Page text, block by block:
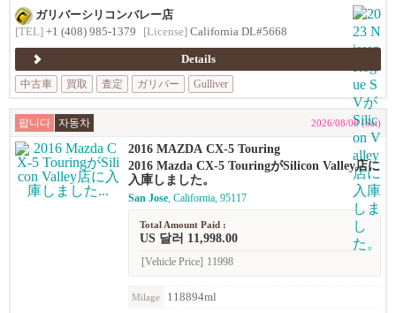
ガリバーシリコンバレー店
[TEL] +1 (408) 985-1379 [License] California DL#5668
Details
中古車
買取 査定 ガリバー Gulliver
팝니다 자동차 2026/08/08 (Sat)
2016 MAZDA CX-5 Touring
2016 Mazda CX-5 TouringがSilicon Valley店に
入庫しました。
San Jose, California, 95117
Total Amount Paid :
US 달러 11,998.00
[Vehicle Price] 11998
Milage 118894ml